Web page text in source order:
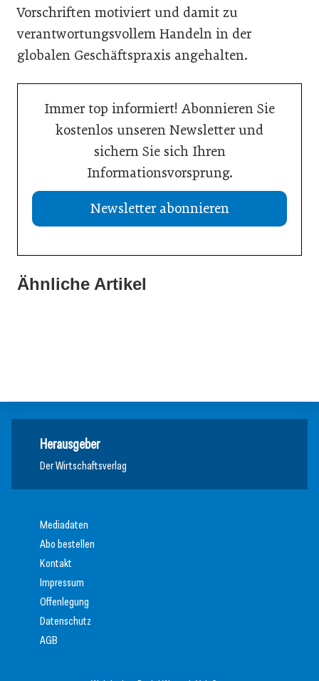
Vorschriften motiviert und damit zu
verantwortungsvollem Handeln in der
globalen Geschäftspraxis angehalten.
Immer top informiert! Abonnieren Sie
kostenlos unseren Newsletter und
sichern Sie sich Ihren
Informationsvorsprung.
Newsletter abonnieren
Ähnliche Artikel
21. Juli 2026
Herausgeber
Der Wirtschaftsverlag
Mediadaten
Abo bestellen
Kontakt
Impressum
Offenlegung
Datenschutz
AGB